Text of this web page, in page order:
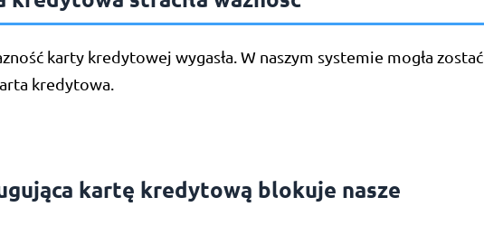
karty kredytowej wygasła. W naszym systemie mogła zostać
kredytowa.
kartę kredytową blokuje nasze